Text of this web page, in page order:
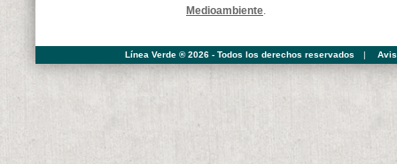
Medioambiente.
Línea Verde ® 2026 - Todos los derechos reservados |